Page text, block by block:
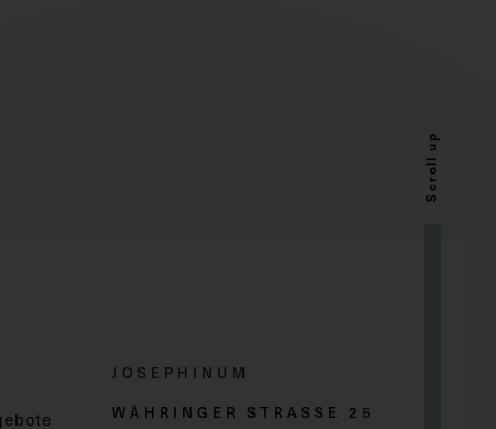
Scroll up
JOSEPHINUM
WÄHRINGER STRASSE 2 5